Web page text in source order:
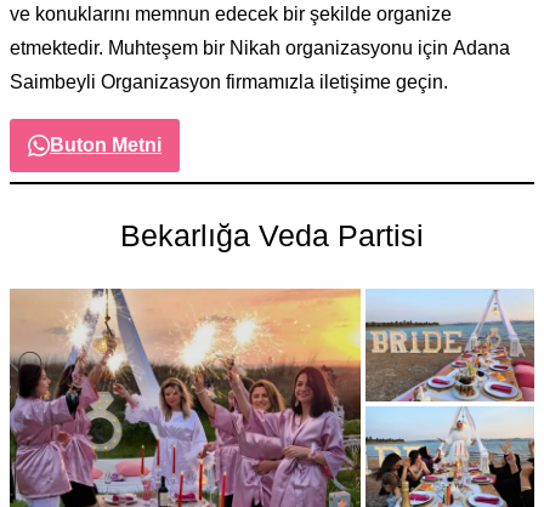
ve konuklarını memnun edecek bir şekilde organize
etmektedir. Muhteşem bir Nikah organizasyonu için Adana
Saimbeyli Organizasyon firmamızla iletişime geçin.
Buton Metni
Bekarlığa Veda Partisi